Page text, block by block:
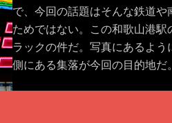
で、今回の話題はそんな鉄道や
ためではない。この和歌山港駅
ラックの件だ。写真にあるよう
側にある集落が今回の目的地だ。